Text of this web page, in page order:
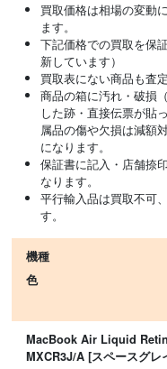
AppleWatch
PC カーナビ
買取価格は相場の変動
ます。
下記価格での買取を保
新しています）
買取表にない商品も査
商品の箱に汚れ・破損
した跡・直接伝票が貼
属品の傷や欠損は減額
になります。
保証書に記入・店舗捺
なります。
平行輸入品は買取不可
す。
機種
色
MacBook Air Liquid
MXCR3J/A [スペースグレ